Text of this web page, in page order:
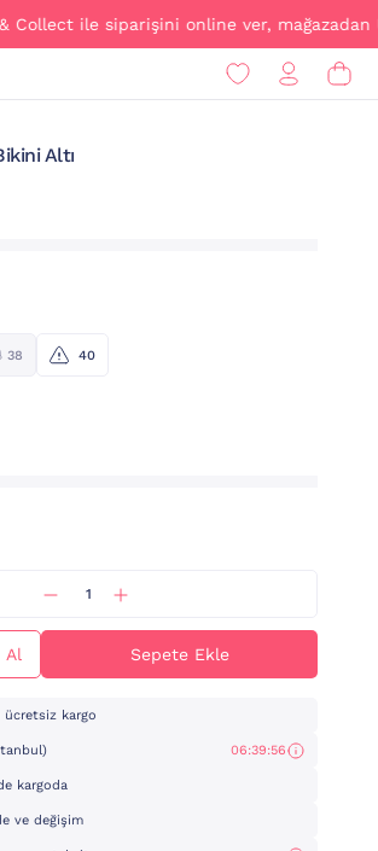
ile siparişini online ver, mağazadan
Altı
38 40
Al Sepete Ekle
kargo
06:39:55
kargoda
ve değişim